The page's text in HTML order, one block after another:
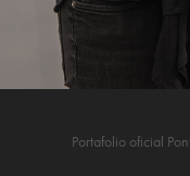
Portafolio oficial